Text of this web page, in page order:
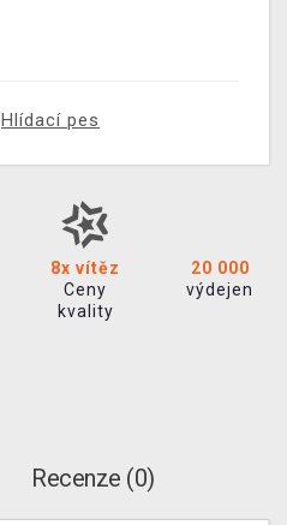
Hlídací pes
8x vítěz
Ceny
kvality
20 000
výdejen
Recenze (0)